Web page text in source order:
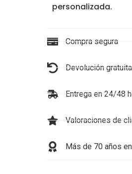
personalizada.
Compra segura
Devolución gratuita
Entrega en 24/48
Valoraciones de
Más de 70 años